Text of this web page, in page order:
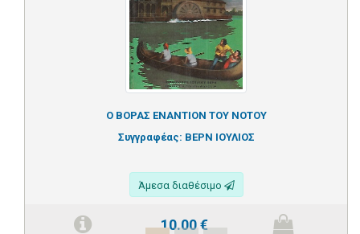
Ο ΒΟΡΑΣ ΕΝΑΝΤΙΟΝ ΤΟΥ ΝΟΤΟΥ
Συγγραφέας: ΒΕΡΝ ΙΟΥΛΙΟΣ
Άμεσα διαθέσιμο
10.00€